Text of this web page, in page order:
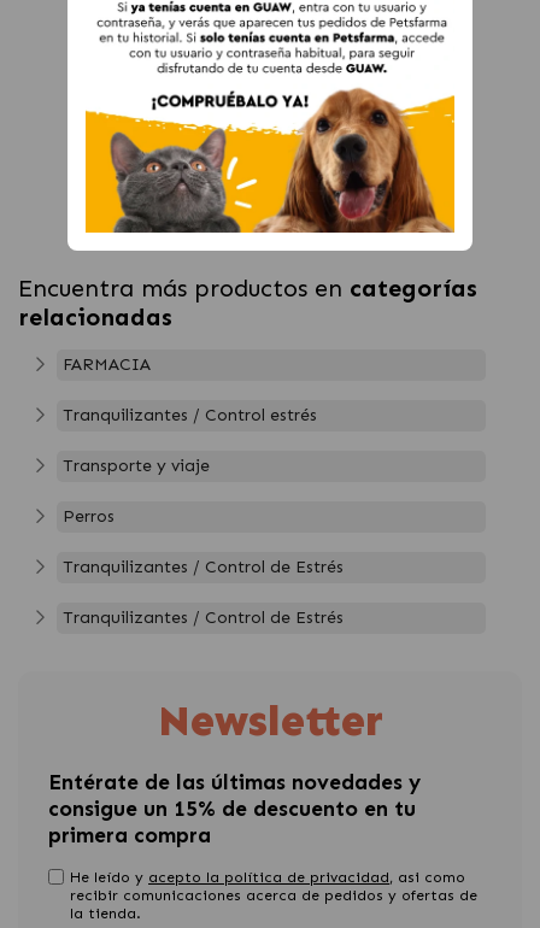
Encuentra más productos en categorías
relacionadas
FARMACIA
Tranquilizantes / Control estrés
Transporte y viaje
Perros
Tranquilizantes / Control de Estrés
Tranquilizantes / Control de Estrés
Newsletter
Entérate de las últimas novedades y
consigue un 15% de descuento en tu
primera compra
He leído y acepto la política de privacidad, asi como
recibir comunicaciones acerca de pedidos y ofertas de
la tienda.